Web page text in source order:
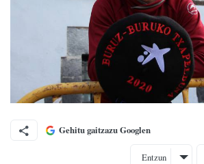
Gehitu gaitzazu Googlen
Entzun